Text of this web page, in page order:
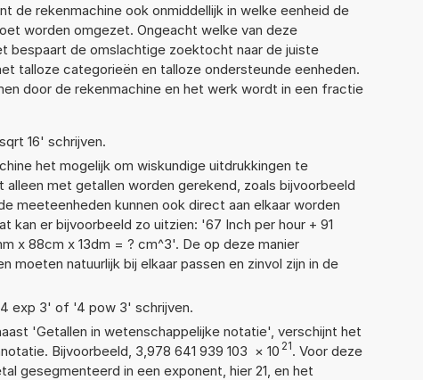
de rekenmachine ook onmiddellijk in welke eenheid de
worden omgezet. Ongeacht welke van deze
bespaart de omslachtige zoektocht naar de juiste
talloze categorieën en talloze ondersteunde eenheden.
door de rekenmachine en het werk wordt in een fractie
16' schrijven.
het mogelijk om wiskundige uitdrukkingen te
alleen met getallen worden gerekend, zoals bijvoorbeeld
meeteenheden kunnen ook direct aan elkaar worden
kan er bijvoorbeeld zo uitzien: '67 Inch per hour + 91
x 88cm x 13dm = ? cm^3'. De op deze manier
moeten natuurlijk bij elkaar passen en zinvol zijn in de
exp 3' of '4 pow 3' schrijven.
'Getallen in wetenschappelijke notatie', verschijnt het
Bijvoorbeeld, 3,978 641 939 103 × 10 21. Voor deze
gesegmenteerd in een exponent, hier 21, en het